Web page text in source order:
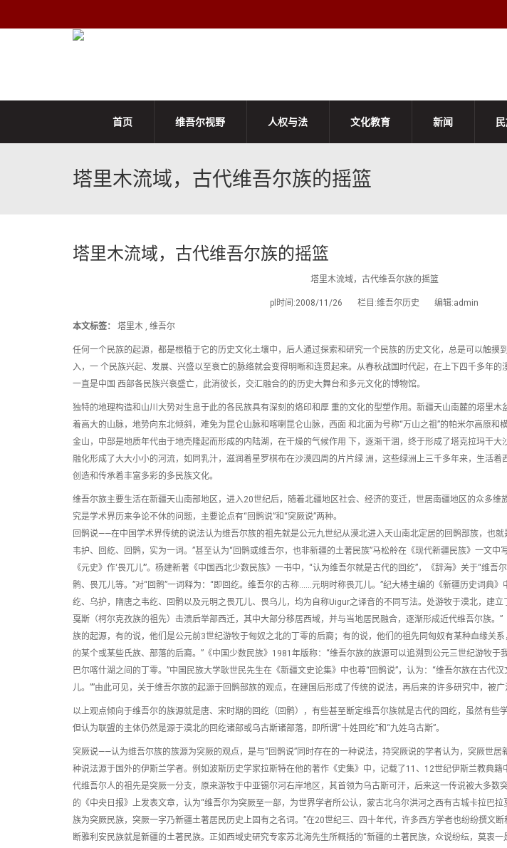
首页 维吾尔视野 人权与法 文化教育 新闻
塔里木流域，古代维吾尔族的摇篮
塔里木流域，古代维吾尔族的摇篮
塔里木流域，古代维吾尔族的摇篮
pl时间:2008/11/26 栏目:维吾尔历史 编辑:admin
本文标签： 塔里木 , 维吾尔
任何一个民族的起源，都是根植于它的历史文化土壤中，后人通过探索和研究一个民族的历史文化，总是可以触摸
入，一 个民族兴起、发展、兴盛以至衰亡的脉络就会变得明晰和连贯起来。从春秋战国时代起，在上下四千多年的
一直是中国 西部各民族兴衰盛亡，此消彼长，交汇融合的的历史大舞台和多元文化的博物馆。
独特的地理构造和山川大势对生息于此的各民族具有深刻的烙印和厚 重的文化的型塑作用。新疆天山南麓的塔里
着高大的山脉，地势向东北倾斜，难免为昆仑山脉和喀喇昆仑山脉，西面 和北面为号称“万山之祖”的帕米尔高原和
金山，中部是地质年代由于地壳隆起而形成的内陆湖，在干燥的气候作用 下，逐渐干涸，终于形成了塔克拉玛干
融化形成了大大小小的河流，如同乳汁，滋润着星罗棋布在沙漠四周的片片绿 洲，这些绿洲上三千多年来，生活着
创造和传承着丰富多彩的多民族文化。
维吾尔族主要生活在新疆天山南部地区，进入20世纪后，随着北疆地区社会、经济的变迁，世居南疆地区的众多维
究是学术界历来争论不休的问题，主要论点有“回鹘说”和“突厥说”两种。
回鹘说——在中国学术界传统的说法认为维吾尔族的祖先就是公元九世纪从漠北进入天山南北定居的回鹘部族，也就
韦护、回紇、回鹘，实为一词。”甚至认为“回鹘或维吾尔，也非新疆的土著民族”马松舲在《现代新疆民族》一文中
《元史》作‘畏兀儿’”。杨建新著《中国西北少数民族》一书中，“认为维吾尔就是古代的回纥”，《辞海》关于“维吾
鹘、畏兀儿等。”对“回鹘”一词释为：“即回纥。维吾尔的古称……元明时称畏兀儿。”纪大椿主编的《新疆历史词典》
纥、乌护，隋唐之韦纥、回鹘以及元明之畏兀儿、畏乌儿，均为自称Uigur之译音的不同写法。处游牧于漠北，建
戛斯（柯尔克孜族的祖先）击溃后举部西迁，其中大部分移居西域，并与当地居民融合，逐渐形成近代维吾尔族。
族的起源，有的说，他们是公元前3世纪游牧于匈奴之北的丁零的后裔；有的说，他们的祖先同匈奴有某种血缘关
的某个或某些氏族、部落的后裔。”《中国少数民族》1981年版称：“维吾尔族的族源可以追溯到公元三世纪游牧于
巴尔喀什湖之间的丁零。”中国民族大学耿世民先生在《新疆文史论集》中也尊“回鹘说”，认为：“维吾尔族在古代
儿。””由此可见，关于维吾尔族的起源于回鹘部族的观点，在建国后形成了传统的说法，再后来的许多研究中，被广
以上观点倾向于维吾尔的族源就是唐、宋时期的回纥（回鹘），有些甚至断定维吾尔族就是古代的回纥，虽然有些
但认为联盟的主体仍然是源于漠北的回纥诸部或乌古斯诸部落，即所谓“十姓回纥”和“九姓乌古斯”。
突厥说——认为维吾尔族的族源为突厥的观点，是与“回鹘说”同时存在的一种说法，持突厥说的学者认为，突厥世
种说法源于国外的伊斯兰学者。例如波斯历史学家拉斯特在他的著作《史集》中，记载了11、12世纪伊斯兰教典
代维吾尔人的祖先是突厥一分支，原来游牧于中亚锡尔河右岸地区，其首领为乌古斯可汗，后来这一传说被大多数
的《中央日报》上发表文章，认为“维吾尔为突厥至一部，为世界学者所公认，蒙古北乌尔洪河之西有古城卡拉巴拉
族为突厥民族，突厥一字乃新疆土著居民历史上固有之名词。”在20世纪三、四十年代，许多西方学者也纷纷撰文
断雅利安民族就是新疆的土著民族。正如西域史研究专家苏北海先生所概括的“新疆的土著民族，众说纷纭，莫衷